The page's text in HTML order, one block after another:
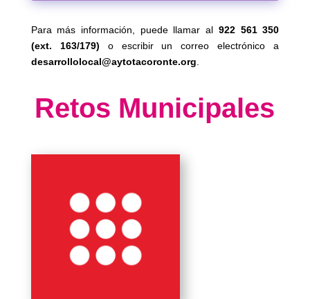
Para más información, puede llamar al 922 561 350
(ext. 163/179) o escribir un correo electrónico a
desarrollolocal@aytotacoronte.org
Retos Municipales